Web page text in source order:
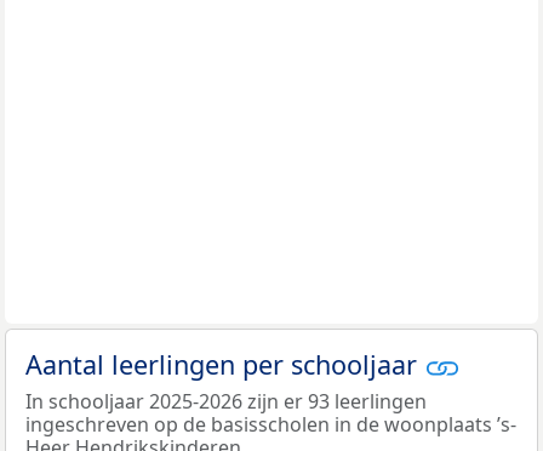
Aantal leerlingen per schooljaar
In schooljaar 2025-2026 zijn er 93 leerlingen
ingeschreven op de basisscholen in de woonplaats ’s-